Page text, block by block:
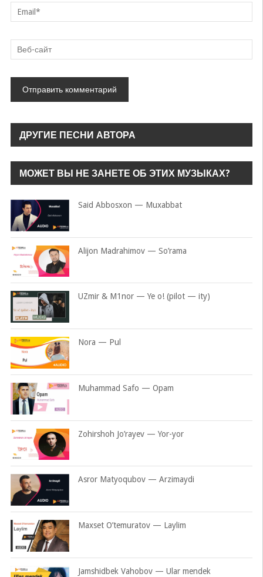
ДРУГИЕ ПЕСНИ АВТОРА
МОЖЕТ ВЫ НЕ ЗАНЕТЕ ОБ ЭТИХ МУЗЫКАХ?
Said Abbosxon — Muxabbat
Alijon Madrahimov — So’rama
UZmir & M1nor — Ye o! (pilot — ity)
Nora — Pul
Muhammad Safo — Opam
Zohirshoh Jo’rayev — Yor-yor
Asror Matyoqubov — Arzimaydi
Maxset O’temuratov — Laylim
Jamshidbek Vahobov — Ular mendek